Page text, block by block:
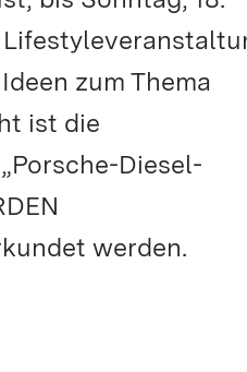
zum Thema
ist die
Diesel-
werden.